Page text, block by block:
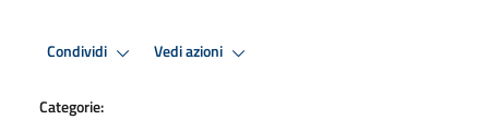
Condividi Vedi azioni
Categorie: